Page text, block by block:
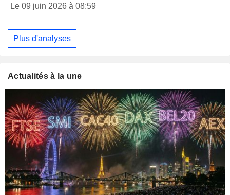
Le 09 juin 2026 à 08:59
Plus d'analyses
Actualités à la une